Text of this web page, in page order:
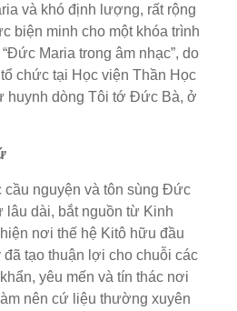
và khó định lượng, rất rộng
biện minh cho một khóa trình
Maria trong âm nhạc”, do
chức tại Học viện Thần Học
huynh dòng Tôi tớ Đức Bà, ở
cầu nguyện và tôn sùng Đức
lâu dài, bắt nguồn từ Kinh
nơi thế hệ Kitô hữu đầu
tạo thuận lợi cho chuỗi các
yêu mến và tín thác nơi
nên cứ liệu thường xuyên